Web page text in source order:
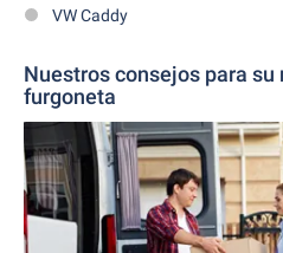
VW Caddy
Nuestros consejos para su
furgoneta